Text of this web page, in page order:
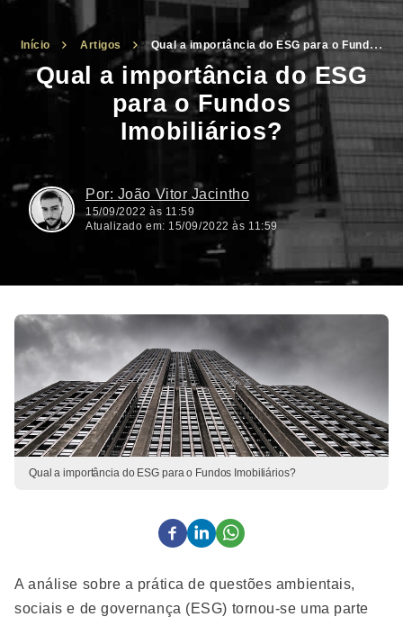
Início Artigos
Qual a importância do ESG para o Fundos
Imobiliários?
Qual a importância do ESG
para o Fundos
Imobiliários?
João Vitor Jacintho
15/09/2022 às 11:59
Atualizado em: 15/09/2022 às 11:59
Qual a importância do ESG para o Fundos Imobiliários?
A análise sobre a prática de questões ambientais,
sociais e de governança (ESG) tornou-se uma parte